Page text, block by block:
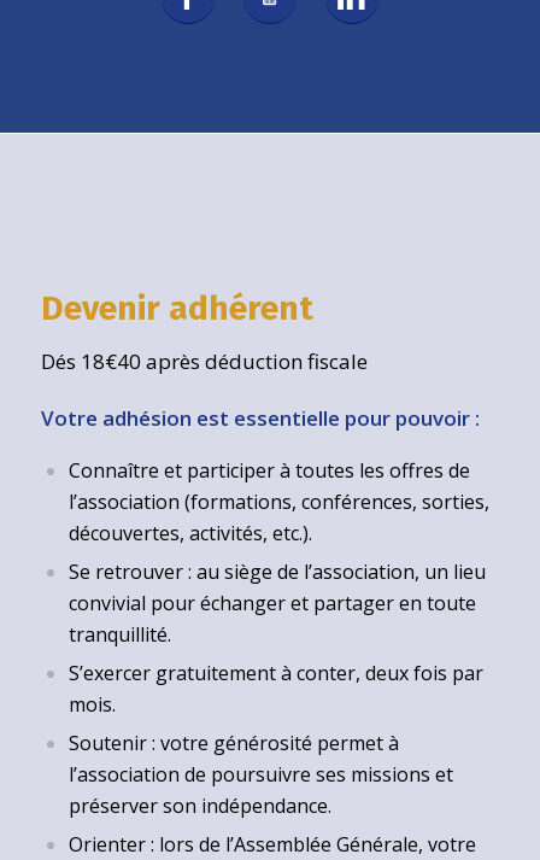
Devenir adhérent
Dés 18€40 après déduction fiscale
Votre adhésion est essentielle pour pouvoir :
Connaître et participer à toutes les offres de
l’association (formations, conférences, sorties,
découvertes, activités, etc.).
Se retrouver : au siège de l’association, un lieu
convivial pour échanger et partager en toute
tranquillité.
S’exercer gratuitement à conter, deux fois par
mois.
Soutenir : votre générosité permet à
l’association de poursuivre ses missions et
préserver son indépendance.
Orienter : lors de l’Assemblée Générale, votre